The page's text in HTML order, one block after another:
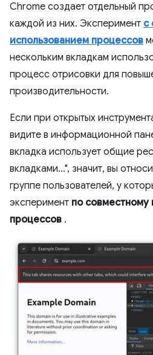
Chrome создает отдельный
каждой из них. Эксперимент с
использованием процессов
нескольким вкладкам
процесс отрисовки для
производительности.
Если при открытых
видите в информационной
вкладка использует общие
вкладками...", значит, вы
группе пользователей, у
эксперимент по совместному
процессов .